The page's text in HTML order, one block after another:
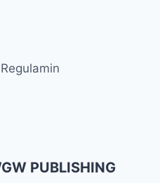
Regulamin
PUBLISHING